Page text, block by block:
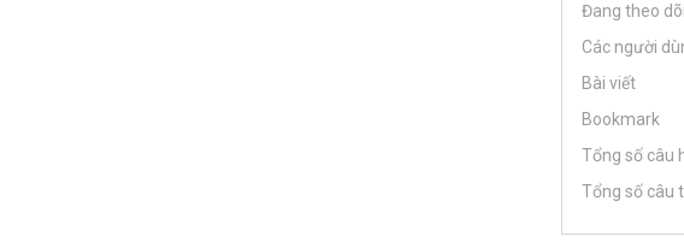
Đang theo
Các người
Bài viết
Bookmark
Tổng số câu
Tổng số câu